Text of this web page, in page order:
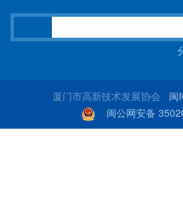
厦门市高新技术发展协会 闽
闽公网安备